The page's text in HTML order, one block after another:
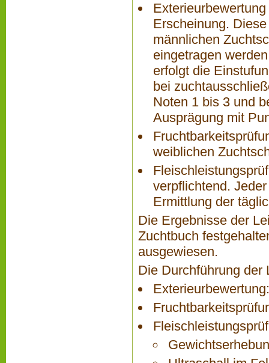
Erscheinung.
männlichen
eingetragen
erfolgt die
bei
Noten 1 bis 3 und
Ausprägung mit
weiblichen
verpflichtend.
Ermittlung der
Die Ergebnisse der
Zuchtbuch
ausgewiesen.
Die Durchführung der